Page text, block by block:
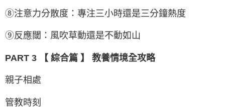
⑧注意力分散度：專注三小時還是三分鐘熱度
⑨反應閾：風吹草動還是不動如山
PART 3 【 綜合篇 】 教養情境全攻略
親子相處
管教時刻